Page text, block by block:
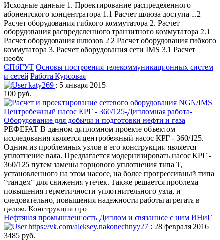
Исходные данные 1. Проектирование распределенного
абонентского концентратора 1.1 Расчет шлюза доступа 1.2
Расчет оборудования гибкого коммутатора 2. Расчет
оборудования распределенного транзитного коммутатора 2.1
Расчет оборудования шлюзов 2.2 Расчет оборудования гибкого
коммутатора 3. Расчет оборудования сети IMS 3.1 Расчет
необх
СПбГУТ Основы построения телекоммуникационных систем
и сетей Работа Курсовая
katy269 : 5 января 2015
100 руб.
Центробежный насос КРГ - 360/125-Дипломная работа-
Оборудование для добычи и подготовки нефти и газа
РЕФЕРАТ В данном дипломном проекте объектом
исследования является центробежный насос КРГ - 360/125.
Одним из проблемных узлов в его конструкции является
уплотнение вала. Предлагается модернизировать насос КРГ -
360/125 путем замены торцового уплотнения типа Т,
установленного на этом насосе, на более прогрессивный типа
"тандем" для снижения утечек. Также решается проблема
повышения герметичности уплотнительного узла, и
следовательно, повышения надежности работы агрегата в
целом. Конструкция про
Нефтяная промышленность Диплом и связанное с ним ИНиГ
https://vk.com/aleksey.nakonechnyy27 : 28 февраля 2016
3485 руб.